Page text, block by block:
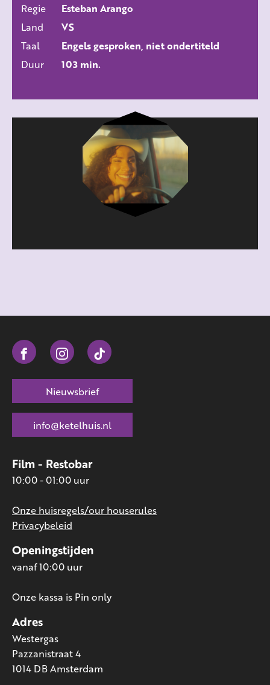
ALLE FILMS
Regie
Esteban Arango
Land
VS
Taal
Engels gesproken, niet ondertiteld
Duur
103 min.
Adres
Westergas
Pazzanistraat 4
1014 DB Amsterdam
Openingstijden
vanaf 10:00 uur
Onze kassa is Pin only
Film - Restobar
10:00 - 01:00 uur
Onze huisregels/our houserules
Privacybeleid
Nieuwsbrief
info@ketelhuis.nl